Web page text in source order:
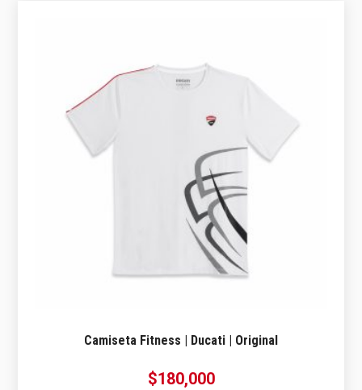
Camiseta Fitness | Ducati | Original
$180,000